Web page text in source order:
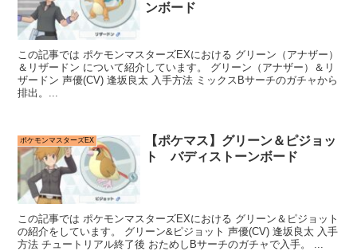
ンボード
この記事では ポケモンマスターズEXにおける グリーン（アナザー）
＆リザードン について紹介しています。 グリーン（アナザー）＆リ
ザードン 声優(CV) 逢坂良太 入手方法 ミックスBサーチのガチャから
排出。...
ポケモンマスターズEX
【ポケマス】グリーン＆ピジョッ
ト バディストーンボード
この記事では ポケモンマスターズEXにおける グリーン＆ピジョット
の紹介をしています。 グリーン&ピジョット 声優(CV) 逢坂良太 入手
方法 チュートリアル終了後 おためしBサーチのガチャで入手。 ...